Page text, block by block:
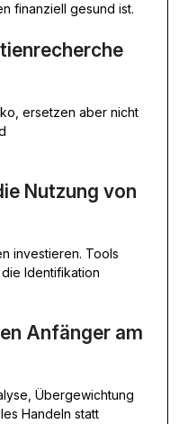
finanziell gesund ist.
ersetzen aber nicht
Nutzung von
investieren. Tools
Identifikation
Anfänger am
Übergewichtung
Handeln statt